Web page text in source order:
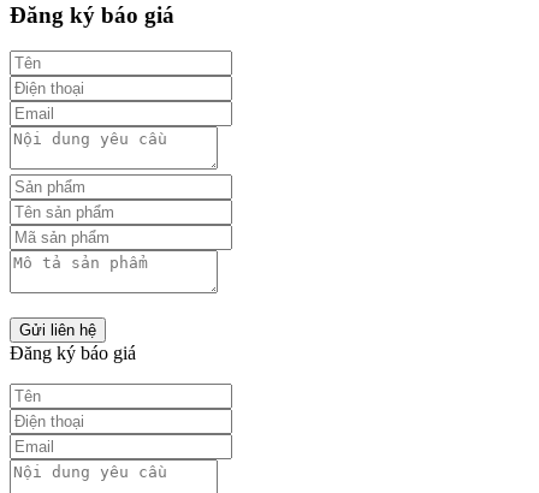
Đăng ký báo giá
Gửi liên hệ
Đăng ký báo giá